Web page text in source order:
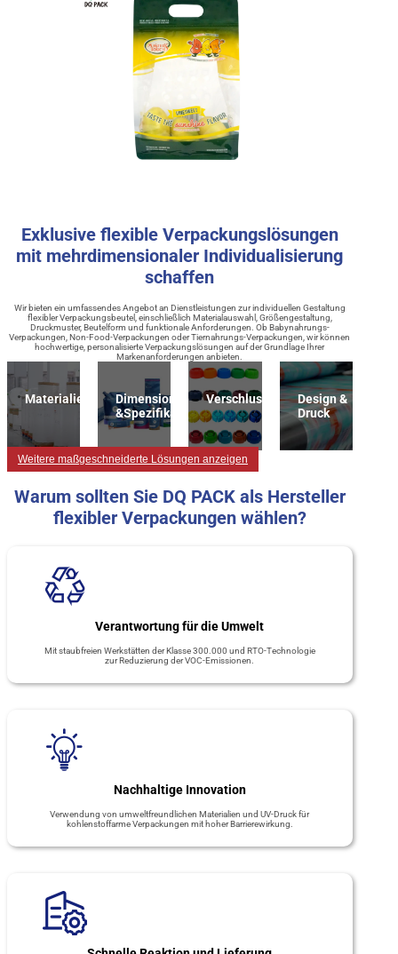
Exklusive flexible Verpackungslösungen
mit mehrdimensionaler Individualisierung
schaffen
Wir bieten ein umfassendes Angebot an Dienstleistungen zur individuellen Gestaltung
flexibler Verpackungsbeutel, einschließlich Materialauswahl, Größengestaltung,
Druckmuster, Beutelform und funktionale Anforderungen. Ob Babynahrungs-
Verpackungen, Non-Food-Verpackungen oder Tiernahrungs-Verpackungen, wir können
hochwertige, personalisierte Verpackungslösungen auf der Grundlage Ihrer
Markenanforderungen anbieten.
Materialien
Dimension
&Spezifikation
Verschlussart
Design &
Druck
Weitere maßgeschneiderte Lösungen anzeigen
Warum sollten Sie DQ PACK als Hersteller
flexibler Verpackungen wählen?
Verantwortung für die Umwelt
Mit staubfreien Werkstätten der Klasse 300.000 und RTO-Technologie
zur Reduzierung der VOC-Emissionen.
Nachhaltige Innovation
Verwendung von umweltfreundlichen Materialien und UV-Druck für
kohlenstoffarme Verpackungen mit hoher Barrierewirkung.